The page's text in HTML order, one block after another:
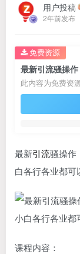
用户投稿
2年前发布
此内容为免费资
免费资源
最新引流骚操作
白各行各业都
课程内容：